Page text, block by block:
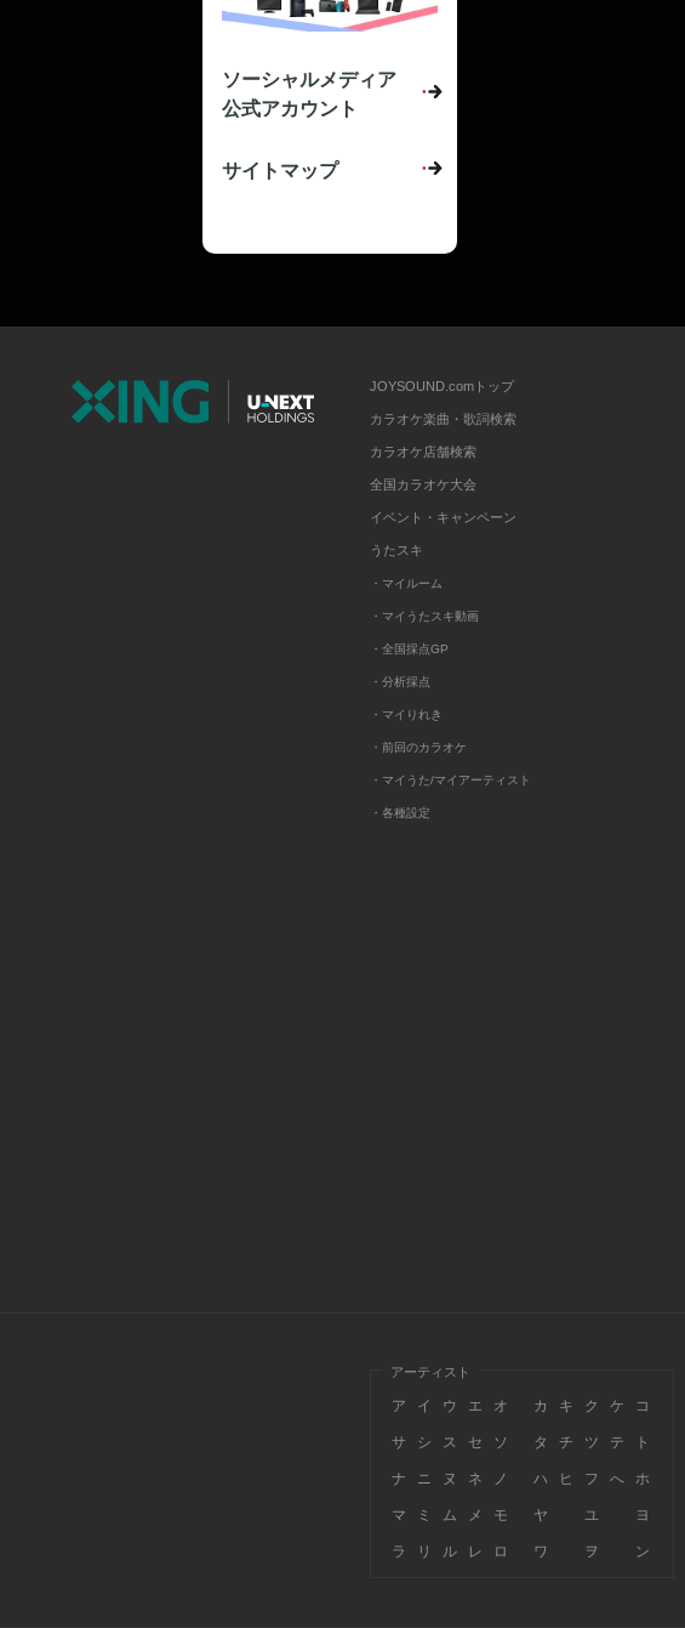
ソーシャルメディア
公式アカウント
サイトマップ
JOYSOUND.comトップ
カラオケ楽曲・歌詞検索
カラオケ店舗検索
全国カラオケ大会
イベント・キャンペーン
うたスキ
・マイルーム
・マイうたスキ動画
・全国採点GP
・分析採点
・マイりれき
・前回のカラオケ
・マイうた/マイアーティスト
・各種設定
アーティスト
ア イ ウ エ オ カ キ ク ケ コ
サ シ ス セ ソ タ チ ツ テ ト
ナ ニ ヌ ネ ノ ハ ヒ フ へ ホ
マ ミ ム メ モ ヤ ユ ヨ
ラ リ ル レ ロ ワ ヲ ン